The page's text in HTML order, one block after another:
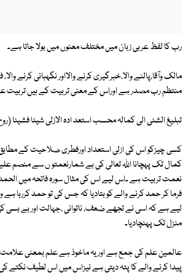
رب کا لفظ عربی زبان میں مختلف معنوں میں بولا جاتا ہے۔
مالک وآقا،پالنے والا،خبرگیری کرنے والااور نگہبانی کرنے والا،
منتظم رب مصدر ہے اوراس کے معنی تربیت کے ہیں تربیت
تبلیغ الشئی الی کمالہ محسب استعد ادہ الازلی شیئا فشیئا
کسی چیزکو اس کی ازلی استعداد اورفطری صلاحیت کے
کمال تک پہچانا اللہ تعالی کی بے شمارنعمتو ں سے منصم
نعمت تربیت ہے ۔اس لیے اس کی مثال سورہ فاتحہ میں الحمد
فرما کر حمد کرنے والے کو بتادیا کہ جس کی تو حمد کررہا
لیے ہے کہ اسی نے تجھے ضعف، ناتوانی ،جہالت اور بے
منزل تک پہنچادیا۔
عالمین علم کی جمع ہے اور یہ ماخوذ ہے علم بمعنی علامت
پیدا کرنے والے کا پتہ دیتی ہے نیزاس میں اس لطیف نکتے